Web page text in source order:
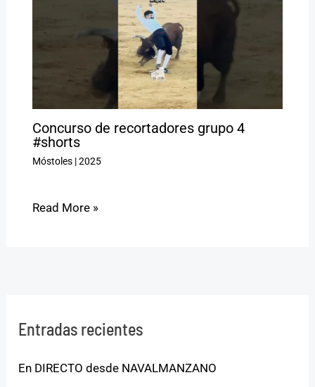
Concurso de recortadores grupo 4
#shorts
Móstoles|2025
Read More »
Entradas recientes
En DIRECTO desde NAVALMANZANO